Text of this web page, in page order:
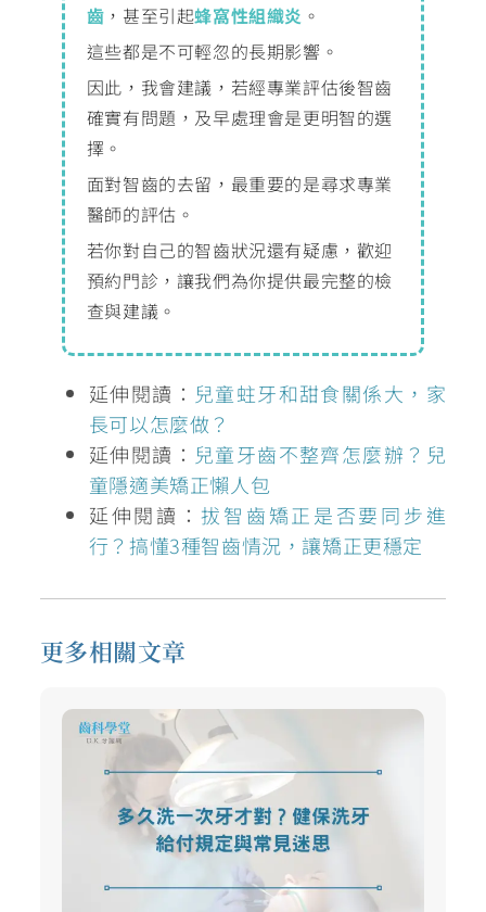
齒 ，甚至引起蜂窩性組織炎 。
這些都是不可輕忽的長期影響。
因此，我會建議，若經專業評估後智齒
確實有問題，及早處理會是更明智的選
擇。
面對智齒的去留，最重要的是尋求專業
醫師的評估。
若你對自己的智齒狀況還有疑慮，歡迎
預約門診，讓我們為你提供最完整的檢
查與建議。
延伸閱讀： 兒童蛀牙和甜食關係大，家
長可以怎麼做？
延伸閱讀： 兒童牙齒不整齊怎麼辦？兒
童隱適美矯正懶人包
延伸閱讀：拔智齒矯正是否要同步進
行？搞懂3種智齒情況，讓矯正更穩定
更多相關文章